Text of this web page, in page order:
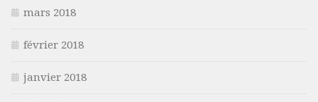
mars 2018
février 2018
janvier 2018